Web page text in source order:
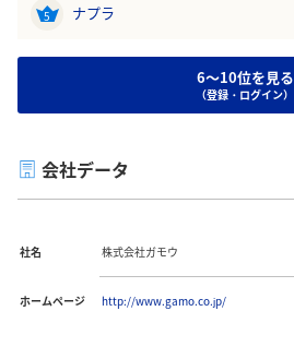
5 ナプラ
6～10位を見る
（登録・ログイン）
会社データ
社名 株式会社ガモウ
ホームページ http://www.gamo.co.jp/